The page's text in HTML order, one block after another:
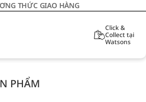
THỨC GIAO HÀNG
Click &
Collect tại
Watsons
PHẨM